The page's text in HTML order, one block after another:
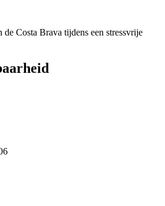
de Costa Brava tijdens een stressvrije